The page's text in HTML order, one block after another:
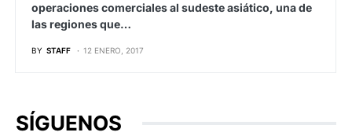
operaciones comerciales al sudeste asiático, una de
las regiones que…
BY STAFF 12 ENERO, 2017
SÍGUENOS